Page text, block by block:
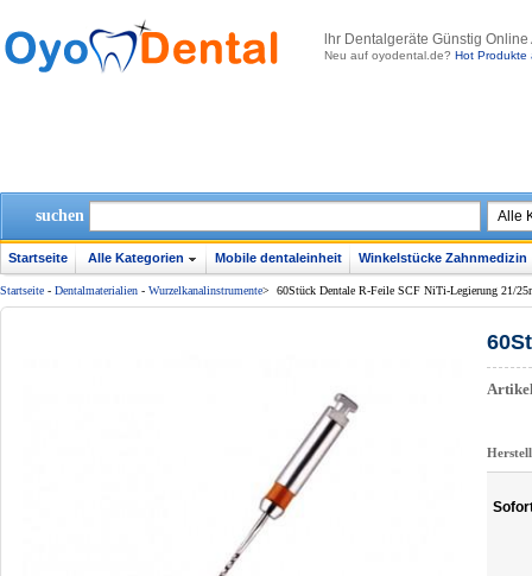
lhr Dentalgeräte Günstig
Neu auf oyodental.de? Hot Produkte
suchen
Startseite Alle Kategorien Mobile dentaleinheit Winkelstücke Zahnmedizin
Startseite - Dentalmaterialien - Wurzelkanalinstrumente> 60Stück Dentale R-Feile SCF NiTi-Legierung 21/